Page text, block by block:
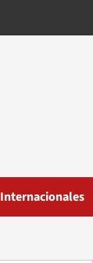
Internacionales